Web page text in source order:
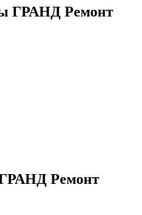
ГРАНД Ремонт
Ремонт